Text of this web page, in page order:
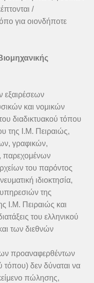
/
για οιονδήποτε
εξαιρέσεων
και νομικών
διαδικτυακού τόπου
της Ι.Μ. Πειραιώς,
γραφικών,
παρεχομένων
του παρόντος
ιδιοκτησία,
της
Ι.Μ. Πειραιώς και
του ελληνικού
των διεθνών
προαναφερθέντων
τόπου) δεν δύναται να
πώλησης,